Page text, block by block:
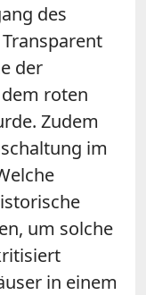
des
der
roten
Zudem
im
um solche
in einem